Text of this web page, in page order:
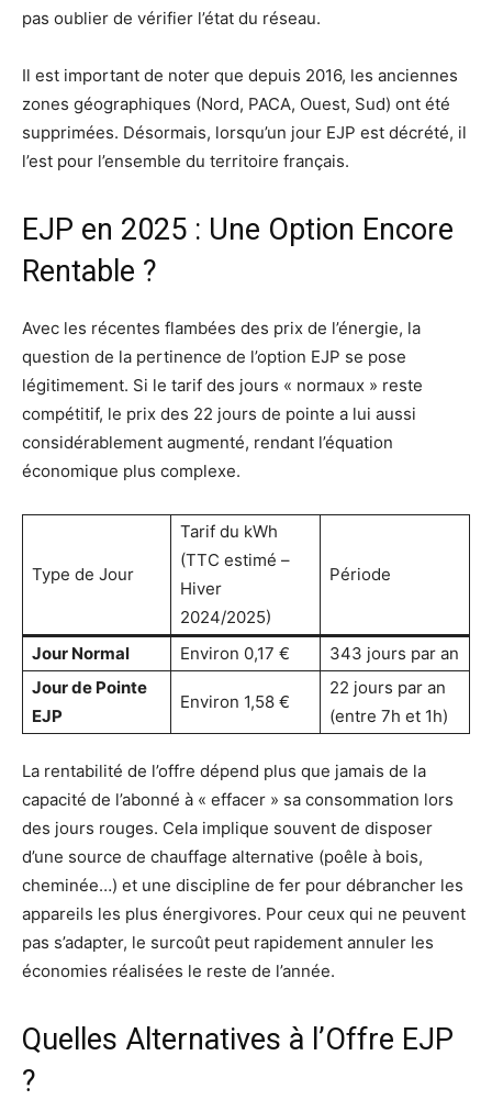
pas oublier de vérifier l’état du réseau.
Il est important de noter que depuis 2016, les anciennes
zones géographiques (Nord, PACA, Ouest, Sud) ont été
supprimées. Désormais, lorsqu’un jour EJP est décrété, il
l’est pour l’ensemble du territoire français.
EJP en 2025 : Une Option Encore
Rentable ?
Avec les récentes flambées des prix de l’énergie, la
question de la pertinence de l’option EJP se pose
légitimement. Si le tarif des jours « normaux » reste
compétitif, le prix des 22 jours de pointe a lui aussi
considérablement augmenté, rendant l’équation
économique plus complexe.
Type de Jour
Tarif du kWh
(TTC estimé –
Hiver
2024/2025)
Période
Jour Normal Environ 0,17 €
343 jours par an
Jour de Pointe
EJP
Environ 1,58 €
22 jours par an
(entre 7h et 1h)
La rentabilité de l’offre dépend plus que jamais de la
capacité de l’abonné à « effacer » sa consommation lors
des jours rouges. Cela implique souvent de disposer
d’une source de chauffage alternative (poêle à bois,
cheminée…) et une discipline de fer pour débrancher les
appareils les plus énergivores. Pour ceux qui ne peuvent
pas s’adapter, le surcoût peut rapidement annuler les
économies réalisées le reste de l’année.
Quelles Alternatives à l’Offre EJP
?